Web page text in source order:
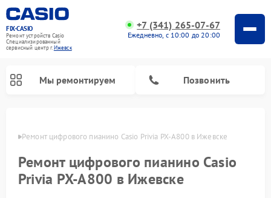
FIX-CASIO
Ремонт устройств Casio
Специализированный
cервисный центр г.Ижевск
+7 (341) 265-07-67
Ежедневно, с 10:00 до 20:00
Мы ремонтируем Позвонить
Ремонт цифрового пианино Casio Privia PX-A800 в Ижевске
Ремонт цифрового пианино Casio
Privia PX-A800 в Ижевске